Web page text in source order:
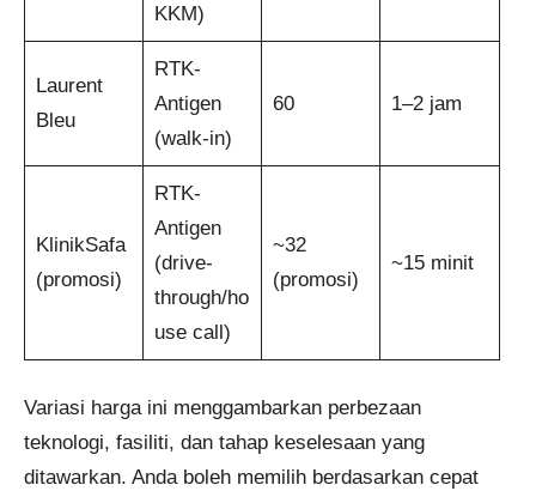
KKM)
Laurent
Bleu
RTK-
Antigen
(walk-in)
60 1–2 jam
KlinikSafa
(promosi)
RTK-
Antigen
(drive-
through/ho
use call)
~32
(promosi)
~15 minit
Variasi harga ini menggambarkan perbezaan
teknologi, fasiliti, dan tahap keselesaan yang
ditawarkan. Anda boleh memilih berdasarkan cepat